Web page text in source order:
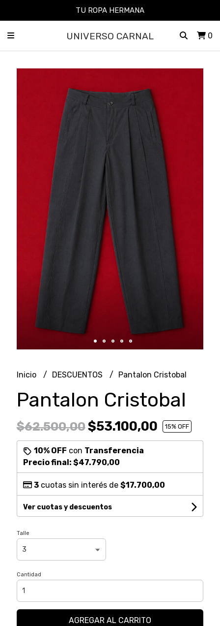
TU ROPA HERMANA
UNIVERSO CARNAL 0
Inicio DESCUENTOS Pantalon Cristobal
Pantalon Cristobal
$62.500,00$53.100,00 15% OFF
10% OFF con Transferencia
Precio final: $47.790,00
3cuotas sin interés de $17.700,00
Ver cuotas y descuentos
Talle
Cantidad
AGREGAR AL CARRITO